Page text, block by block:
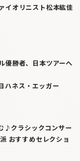
イオリニスト松本紘佳
優勝者、日本ツアーへ
ハネス・エッガー
♪クラシックコンサー
おすすめセレクショ